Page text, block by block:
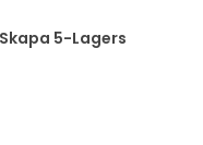
5-Lagers